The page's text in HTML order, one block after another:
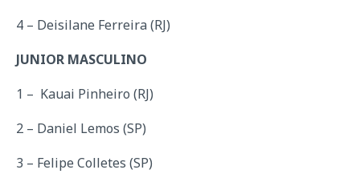
4 – Deisilane Ferreira (RJ)
JUNIOR MASCULINO
1 – Kauai Pinheiro (RJ)
2 – Daniel Lemos (SP)
3 – Felipe Colletes (SP)